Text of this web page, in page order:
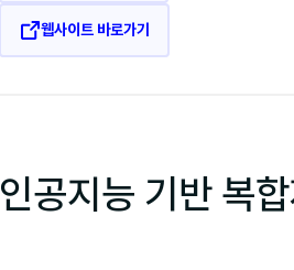
웹사이트 바로가기
인공지능 기반 복